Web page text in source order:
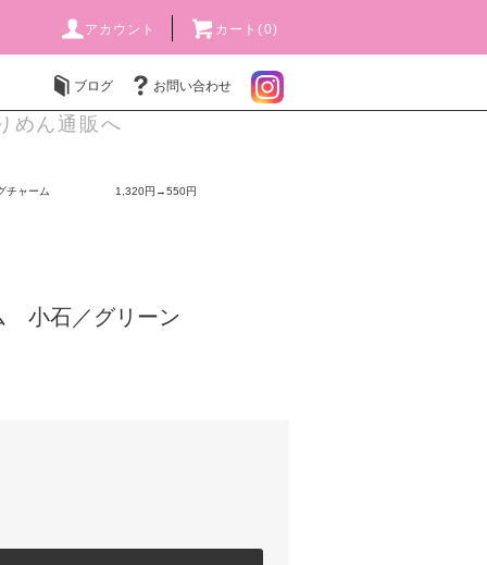
アカウント カート(0)
ブログ お問い合わせ
めん通販へ
グチャーム 1,320円→550円
小石／グリーン